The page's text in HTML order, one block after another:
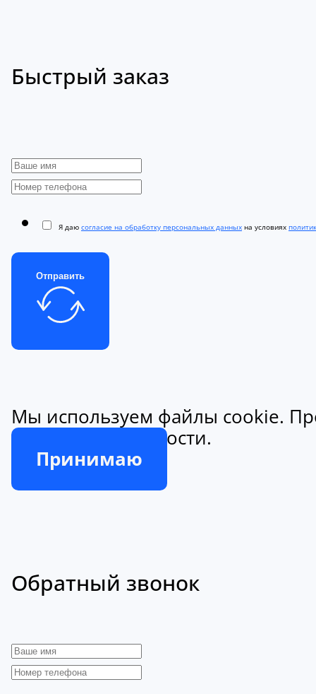
Быстрый заказ
Я даю согласие на обработку персональных данных на условиях
Отправить
Мы используем файлы cookie.
конфиденциальности.
Принимаю
Обратный звонок